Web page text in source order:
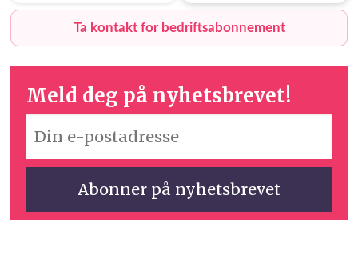
Ta kontakt for bedriftsabonnement
Meld deg på nyhetsbrevet!